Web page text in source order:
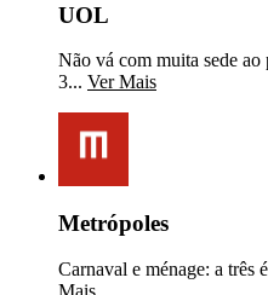
UOL
Não vá com muita sede ao
3... Ver Mais
Metrópoles
Carnaval e ménage: a três
Mais